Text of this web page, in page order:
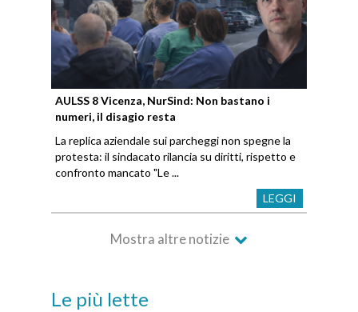
AULSS 8 Vicenza, NurSind: Non bastano i
numeri, il disagio resta
La replica aziendale sui parcheggi non spegne la
protesta: il sindacato rilancia su diritti, rispetto e
confronto mancato "Le ...
LEGGI
Mostra altre notizie
Le più lette